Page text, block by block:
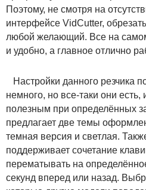
Поэтому, не смотря на
интерфейсе VidCutter,
любой желающий. Все на
и удобно, а главное отлично
Настройки данного резчика
немного, но все-таки они есть,
полезным при определённых
предлагает две темы
темная версия и светлая.
поддерживает сочетание
перематывать на
секунд вперед или назад.